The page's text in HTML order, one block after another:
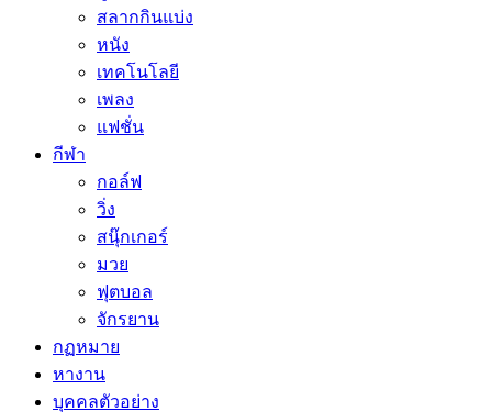
สลากกินแบ่ง
หนัง
เทคโนโลยี
เพลง
แฟชั่น
กีฬา
กอล์ฟ
วิ่ง
สนุ๊กเกอร์
มวย
ฟุตบอล
จักรยาน
กฏหมาย
หางาน
บุคคลตัวอย่าง